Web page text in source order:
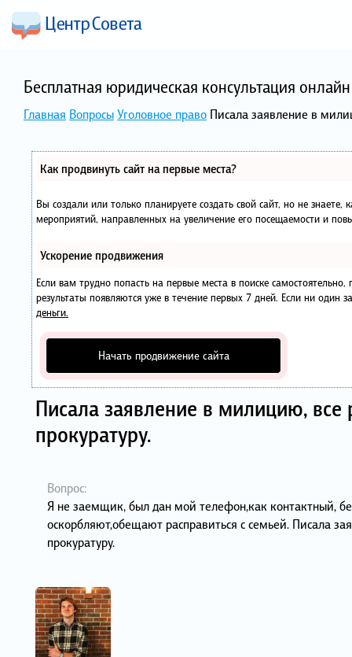
Бесплатная юридическая консультация
Главная ВопросыУголовное право Писала заявление в
Как продвинуть сайт на первые места?
Вы создали или только планируете создать свой сайт, но не
мероприятий, направленных на увеличение его посещаемости и
Ускорение продвижения
Если вам трудно попасть на первые места в поиске
результаты появляются уже в течение первых 7 дней. Если ни один
деньги.
Начать продвижение сайта
Писала заявление в милицию, все
прокуратуру.
Вопрос:
Я не заемщик, был дан мой телефон,как контактный,
оскорбляют,обещают расправиться с семьей. Писала
прокуратуру.